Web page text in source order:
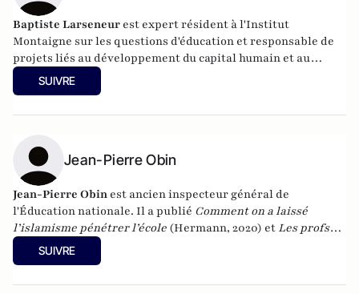
Baptiste Larseneur est expert résident à l'Institut
Montaigne sur les questions d'éducation et responsable de
projets liés au développement du capital humain et au
développement économique des territoires.
SUIVRE
Jean-Pierre Obin
Jean-Pierre Obin est ancien inspecteur général de
l'Éducation nationale. Il a publié Comment on a laissé
l’islamisme pénétrer l’école (Hermann, 2020) et Les profs
ont peur(Éditions de l’Observatoire, 2023).
SUIVRE